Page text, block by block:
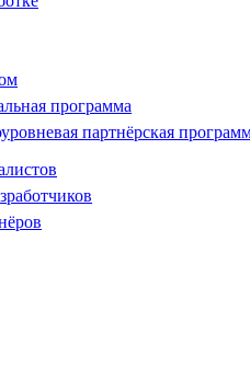
программа
партнёрская